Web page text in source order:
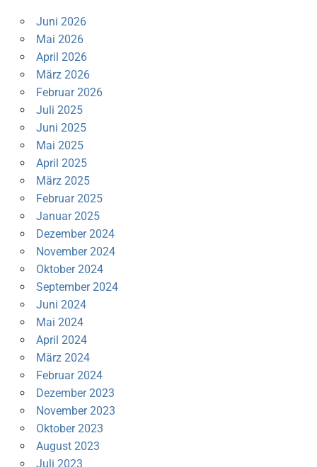
Juni 2026
Mai 2026
April 2026
März 2026
Februar 2026
Juli 2025
Juni 2025
Mai 2025
April 2025
März 2025
Februar 2025
Januar 2025
Dezember 2024
November 2024
Oktober 2024
September 2024
Juni 2024
Mai 2024
April 2024
März 2024
Februar 2024
Dezember 2023
November 2023
Oktober 2023
August 2023
Juli 2023